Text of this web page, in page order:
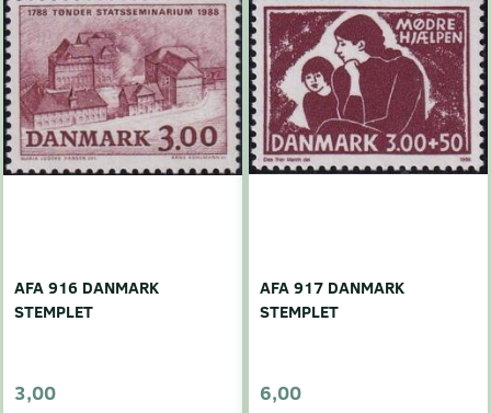
AFA 916 DANMARK
STEMPLET
3,00
AFA 917 DANMARK
STEMPLET
6,00